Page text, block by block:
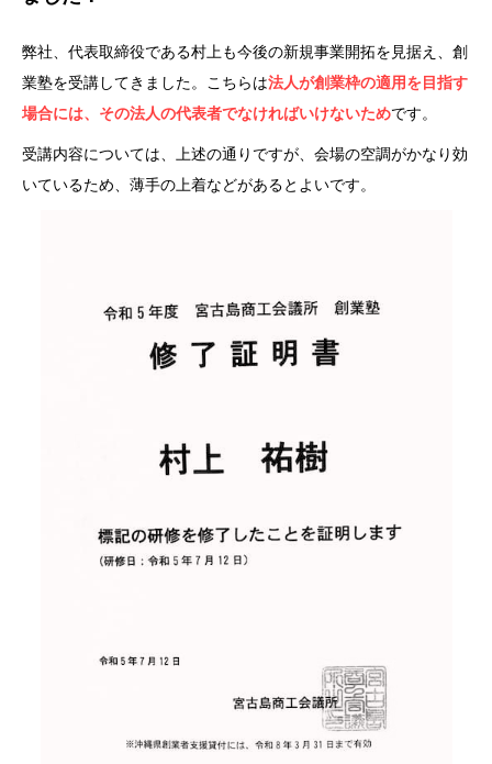
弊社、代表取締役である村上も今後の新規事業開拓を見据え、創
業塾を受講してきました。こちらは法人が創業枠の適用を目指す
場合には、その法人の代表者でなければいけないためです。
受講内容については、上述の通りですが、会場の空調がかなり効
いているため、薄手の上着などがあるとよいです。